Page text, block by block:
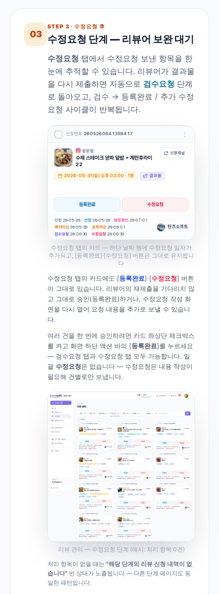
03
STEP 3 · 수정요청 후
수정요청 단계 — 리뷰어 보완 대기
수정요청 탭에서 수정요청 보낸 항목을 한
눈에 추적할 수 있습니다. 리뷰어가 결과물
을 다시 제출하면 자동으로 검수요청 단계
로 돌아오고, 검수 → 등록완료 / 추가 수정
요청 사이클이 반복됩니다.
수정요청 탭의 카드 — 하단 날짜 행에 수정요청 일자가
추가되고, [등록완료]·[수정요청] 버튼은 그대로 유지됩니
다
수정요청 탭의 카드에도 [등록완료]·[수정요청] 버튼
이 그대로 있습니다. 리뷰어의 재제출을 기다리지 않
고 그대로 승인(등록완료)하거나, 수정요청 작성 화
면을 다시 열어 요청 내용을 추가로 보낼 수 있습니
다.
여러 건을 한 번에 승인하려면 카드 좌상단 체크박스
를 켜고 화면 하단 액션 바의 [등록완료]를 누르세요
— 검수요청 탭과 수정요청 탭 모두 가능합니다. 일
괄 수정요청은 없습니다 — 수정요청은 내용 작성이
필요해 건별로만 보냅니다.
리뷰 관리 — 수정요청 단계 (예시: 처리 항목 0건)
처리 항목이 없을 때는 "해당 단계의 리뷰 신청 내역이 없
습니다" 빈 상태가 노출됩니다 — 다른 단계 페이지도 동
일한 패턴입니다.